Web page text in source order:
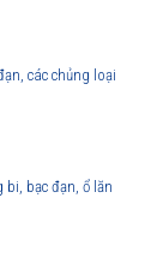
các chủng loại
bi, bạc đạn, ổ lăn